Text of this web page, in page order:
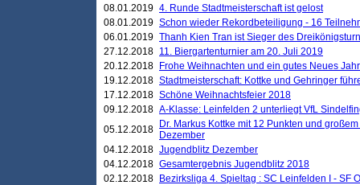
08.01.2019 4. Runde Stadtmeisterschaft ist gelost
08.01.2019 Schon wieder Rekordbeteiligung - 16
06.01.2019 Thanh Kien Tran ist Sieger des
27.12.2018 11. Biergartenturnier am 20. Juli 2019
20.12.2018
Frohe Weihnachten und ein gutes Neues
19.12.2018 Stadtmeisterschaft: Kottke und Gehringer
17.12.2018 Schöne Weihnachtsfeier 2018
09.12.2018 A-Klasse: Leinfelden 2 unterliegt VfL
05.12.2018
Dr. Markus Kottke mit 12 Punkten und
Dezember
04.12.2018 Jugendblitz Dezember
04.12.2018 Gesamtergebnis Jugendblitz 2018
02.12.2018
Bezirksliga 4. Spieltag : SC Leinfelden I - SF